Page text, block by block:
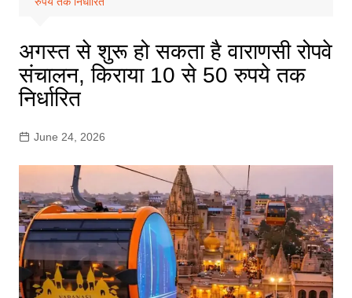
अगस्त से शुरू हो सकता है वाराणसी रोपवे
संचालन, किराया 10 से 50 रुपये तक
निर्धारित
June 24, 2026